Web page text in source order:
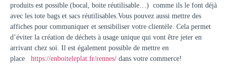
produits est possible (bocal, boite réutilisable…) comme ils le font déjà
avec les tote bags et sacs réutilisables.Vous pouvez aussi mettre des
affiches pour communiquer et sensibiliser votre clientèle. Cela permet
d’éviter la création de déchets à usage unique qui vont être jeter en
arrivant chez soi. Il est également possible de mettre en
place https://enboiteleplat.fr/rennes/ dans votre commerce!